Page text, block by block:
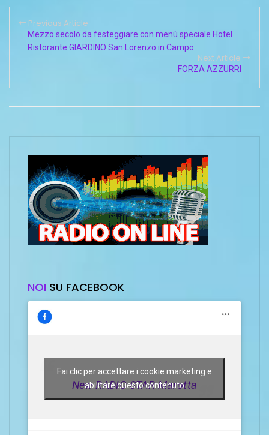
dell’Ordine dei Medici
Borromei.I medici
liberi professionisti
svolgono un’azione
Previous Article
Mezzo secolo da festeggiare con menù speciale Hotel
Ristorante GIARDINO San Lorenzo in Campo
Next Article
FORZA AZZURRI
NOI SU FACEBOOK
New RADIO STAR Marotta
Fai clic per accettare i cookie marketing e
abilitare questo contenuto